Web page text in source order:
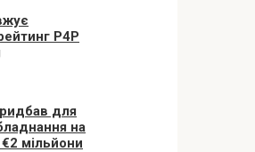
P4P
для
на
мільйони